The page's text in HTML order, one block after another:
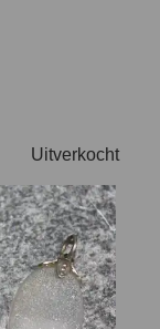
Uitverkocht